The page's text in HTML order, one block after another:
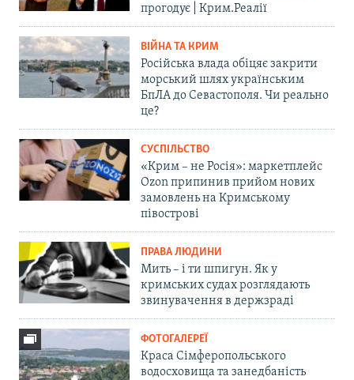
прогодує | Крим.Реалії
ВІЙНА ТА КРИМ
Російська влада обіцяє закрити
морський шлях українським
БпЛА до Севастополя. Чи реально
це?
СУСПІЛЬСТВО
«Крим – не Росія»: маркетплейс
Ozon припинив прийом нових
замовлень на Кримському
півострові
ПРАВА ЛЮДИНИ
Мить – і ти шпигун. Як у
кримських судах розглядають
звинувачення в держзраді
ФОТОГАЛЕРЕЇ
Краса Сімферопольського
водосховища та занедбаність